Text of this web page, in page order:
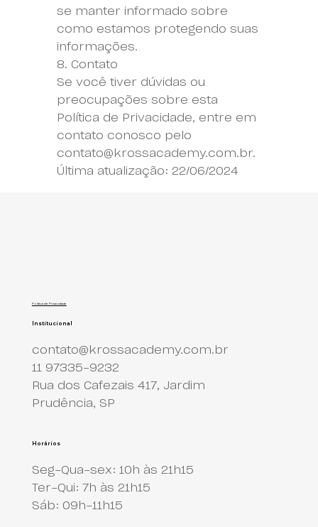
se manter informado sobre
como estamos protegendo suas
informações.
8. Contato
Se você tiver dúvidas ou
preocupações sobre esta
Política de Privacidade, entre em
contato conosco pelo
contato@krossacademy.com.br.
Última atualização: 22/06/2024
Política de Privacidade
Institucional
contato@krossacademy.com.br
11 97335-9232
Rua dos Cafezais 417, Jardim
Prudência, SP
Horários
Seg-Qua-sex: 10h às 21h15
Ter-Qui: 7h às 21h15
Sáb: 09h-11h15